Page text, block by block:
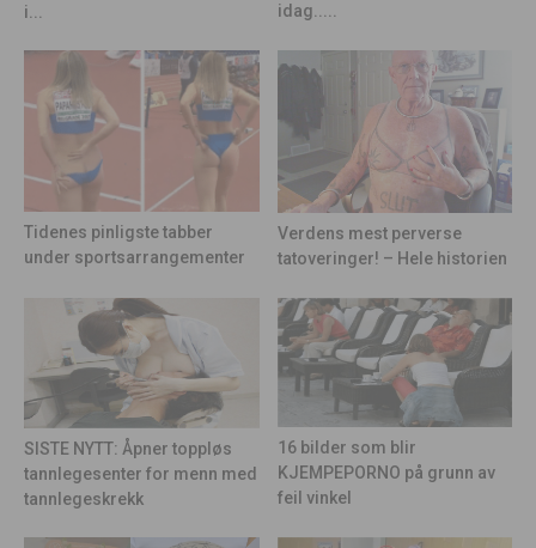
i...
idag.....
Tidenes pinligste tabber
under sportsarrangementer
Verdens mest perverse
tatoveringer! – Hele historien
SISTE NYTT: Åpner toppløs
tannlegesenter for menn med
tannlegeskrekk
16 bilder som blir
KJEMPEPORNO på grunn av
feil vinkel